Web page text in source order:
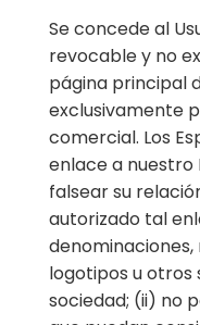
Se concede al
revocable y no
página principal
exclusivamente
comercial. Los
enlace a nuestro
falsear su
autorizado tal
logotipos u otros
sociedad; (ii) no